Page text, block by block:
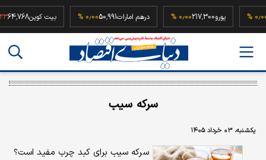
۰٫۰۰ % یورو217,300۰٫۰۰ % درهم امارات50,991۰٫۰۰ % بیت کوین
سرکه سیب
یکشنبه، ۰۳ خرداد ۱۴۰۵
سرکه سیب برای کبد چرب مفید است؟